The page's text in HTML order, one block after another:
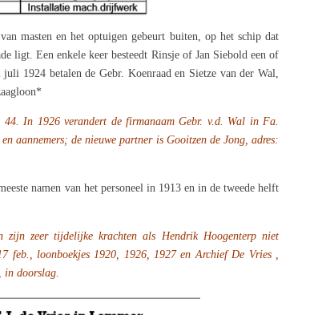
masten en het optuigen gebeurt buiten, op het schip dat
ligt. Een enkele keer besteedt Rinsje of Jan Siebold een of
1924 betalen de Gebr. Koenraad en Sietze van der Wal,
44. In 1926 verandert de firmanaamGebr. v.d. Wal in Fa.
en aannemers; de nieuwe partner is Gooitzen de Jong, adres:
namen van het personeel in 1913 en in de tweede helft
zijn zeer tijdelijke krachten als Hendrik Hoogenterp niet
feb., loonboekjes 1920, 1926, 1927 en Archief De Vries ,
in doorslag.